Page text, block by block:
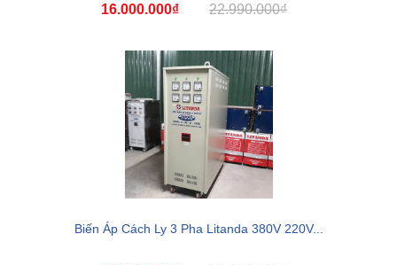
16.000.000₫ 22.990.000₫
Biến Áp Cách Ly 3 Pha Litanda 380V 220V...